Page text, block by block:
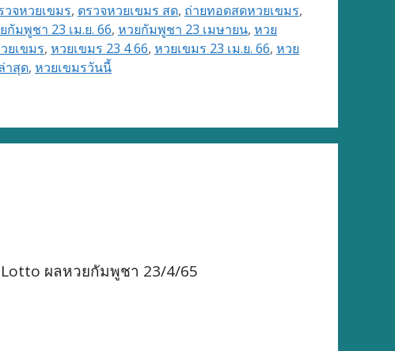
วจหวยเขมร, ตรวจหวยเขมร สด, ถ่ายทอดสดหวยเขมร,
กัมพูชา 23 เม.ย. 66, หวยกัมพูชา 23 เมษายน, หวย
ยเขมร, หวยเขมร 23 4 66, หวยเขมร 23 เม.ย. 66, หวย
าสุด, หวยเขมรวันนี้
Lotto ผลหวยกัมพูชา 23/4/65